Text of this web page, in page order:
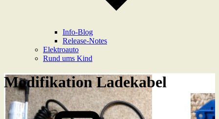
Info-Blog
Release-Notes
Elektroauto
Rund ums Kind
Modifikation Ladekabel